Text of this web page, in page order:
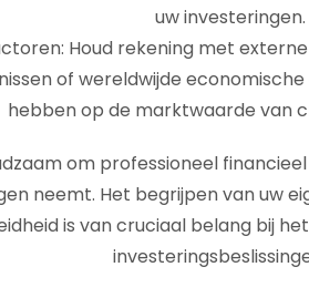
uw investeringen.
Houd rekening met
of wereldwijde
hebben op de marktwaarde van
om professioneel
neemt. Het begrijpen van uw
is van cruciaal belang bij